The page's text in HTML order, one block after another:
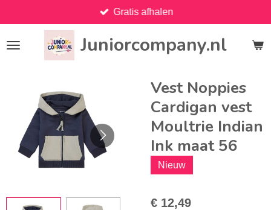
direct
naar
Juniorcompany.nl
Gratis afhalen
Vest Noppies
Cardigan vest
Moultrie Indian
Ink maat 56
Nieuw
€ 12,49